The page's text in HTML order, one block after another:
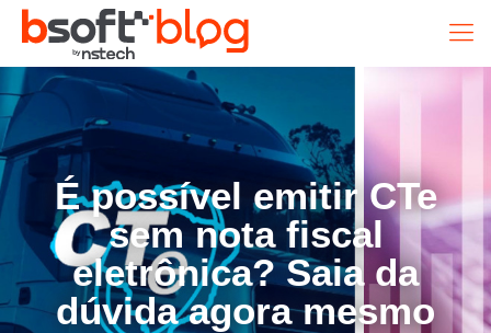
É possível emitir CTe
sem nota fiscal
eletrônica? Saia da
dúvida agora mesmo